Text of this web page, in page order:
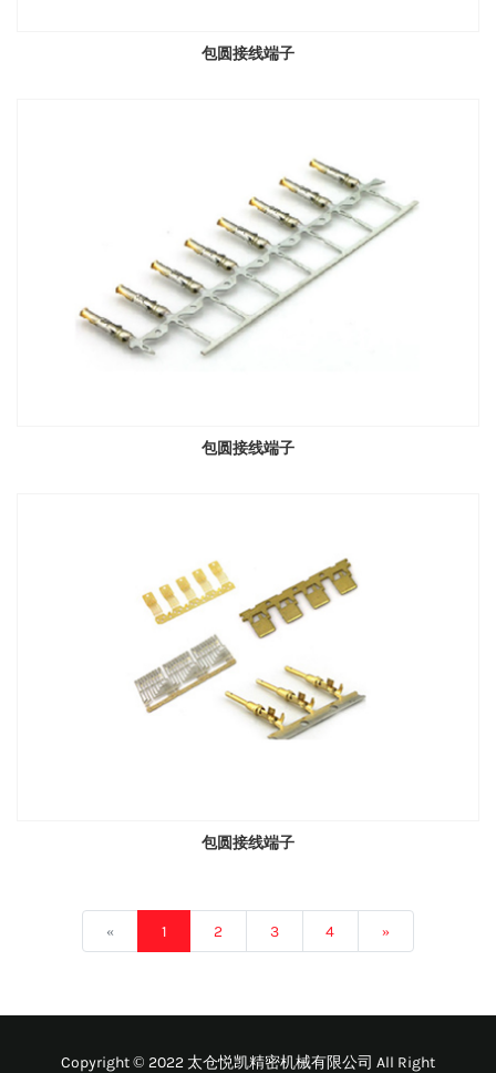
包圆接线端子
包圆接线端子
包圆接线端子
« 1 2 3 4 »
Copyright © 2022 太仓悦凯精密机械有限公司 All Right